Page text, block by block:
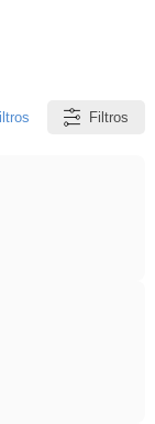
Filtros